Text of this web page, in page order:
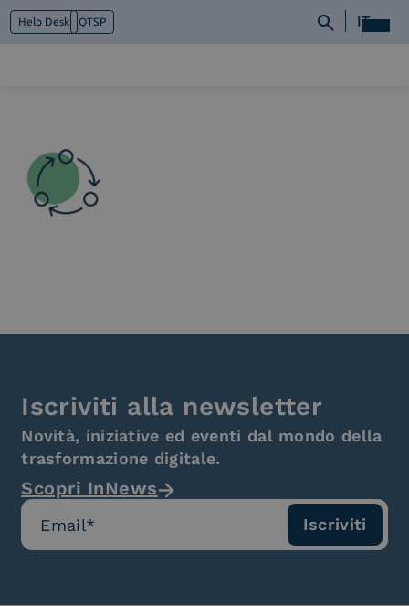
Help Desk QTSP IT
Cosa facciamo
Piattaforme
Industry
Iscriviti alla newsletter
Novità, iniziative ed eventi dal mondo della
trasformazione digitale.
Scopri InNews